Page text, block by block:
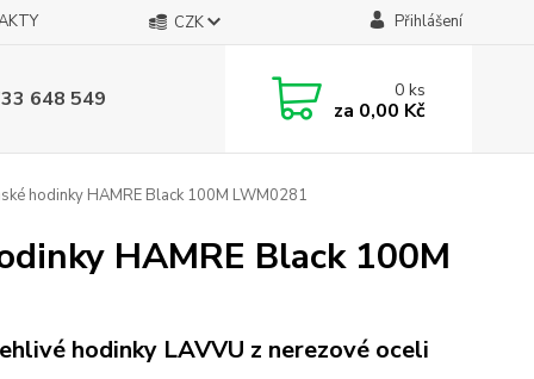
CZK Přihlášení
648 549 0ks
za 0,00 Kč
hodinky HAMRE Black 100M LWM0281
HAMRE Black 100M
hodinky LAVVU z nerezové oceli